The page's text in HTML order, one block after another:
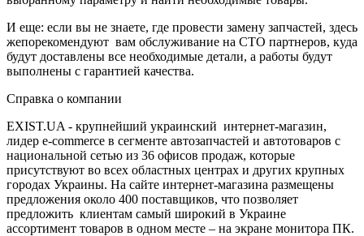
И еще: если вы не знаете, где провести замену запчастей, здесь
жепорекомендуют вам обслуживание на СТО партнеров, куда
будут доставлены все необходимые детали, а работы будут
выполнены с гарантией качества.
Справка о компании
EXIST.UA - крупнейший украинский интернет-магазин,
лидер e-commerce в сегменте автозапчастей и автотоваров с
национальной сетью из 36 офисов продаж, которые
присутствуют во всех областных центрах и других крупных
городах Украины. На сайте интернет-магазина размещены
предложения около 400 поставщиков, что позволяет
предложить клиентам самый широкий в Украине
ассортимент товаров в одном месте – на экране монитора ПК.